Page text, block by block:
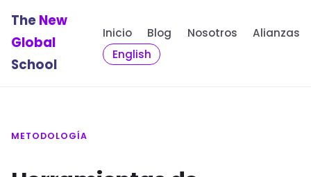
The New
Global
School
Inicio Blog Nosotros
Alianzas
English
METODOLOGÍA